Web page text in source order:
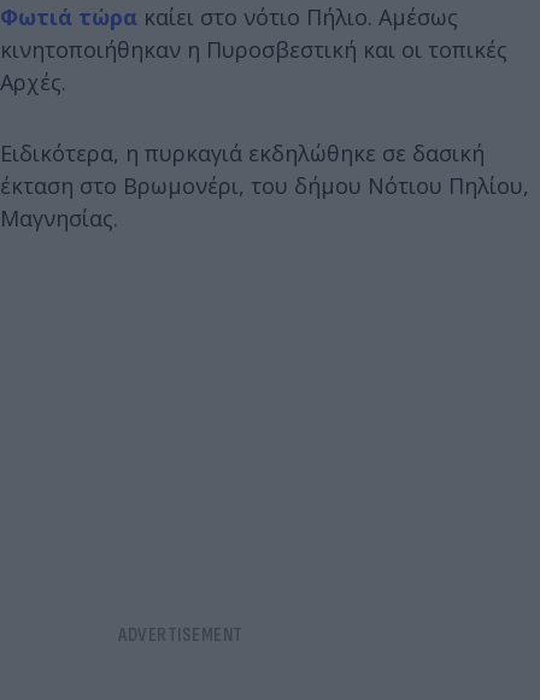
Φωτιά τώρα καίει στο νότιο Πήλιο. Αμέσως
κινητοποιήθηκαν η Πυροσβεστική και οι τοπικές
Αρχές.
Ειδικότερα, η πυρκαγιά εκδηλώθηκε σε δασική
έκταση στο Βρωμονέρι, του δήμου Νότιου Πηλίου,
Μαγνησίας.